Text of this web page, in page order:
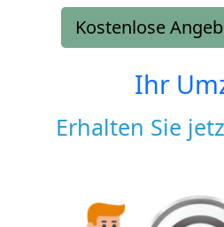
Kostenlose
Ihr
Erhalten Sie